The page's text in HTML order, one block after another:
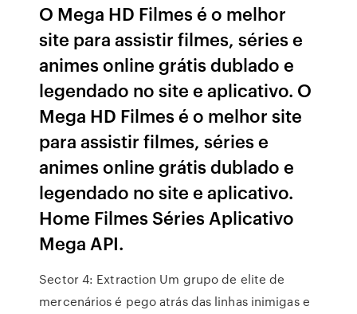
O Mega HD Filmes é o melhor
site para assistir filmes, séries e
animes online grátis dublado e
legendado no site e aplicativo. O
Mega HD Filmes é o melhor site
para assistir filmes, séries e
animes online grátis dublado e
legendado no site e aplicativo.
Home Filmes Séries Aplicativo
Mega API.
Sector 4: Extraction Um grupo de elite de
mercenários é pego atrás das linhas inimigas e